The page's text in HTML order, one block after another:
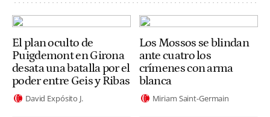
El plan oculto de
Puigdemont en Girona
desata una batalla por el
poder entre Geis y Ribas
David Expósito J.
Los Mossos se blindan
ante cuatro los
crímenes con arma
blanca
Miriam Saint-Germain